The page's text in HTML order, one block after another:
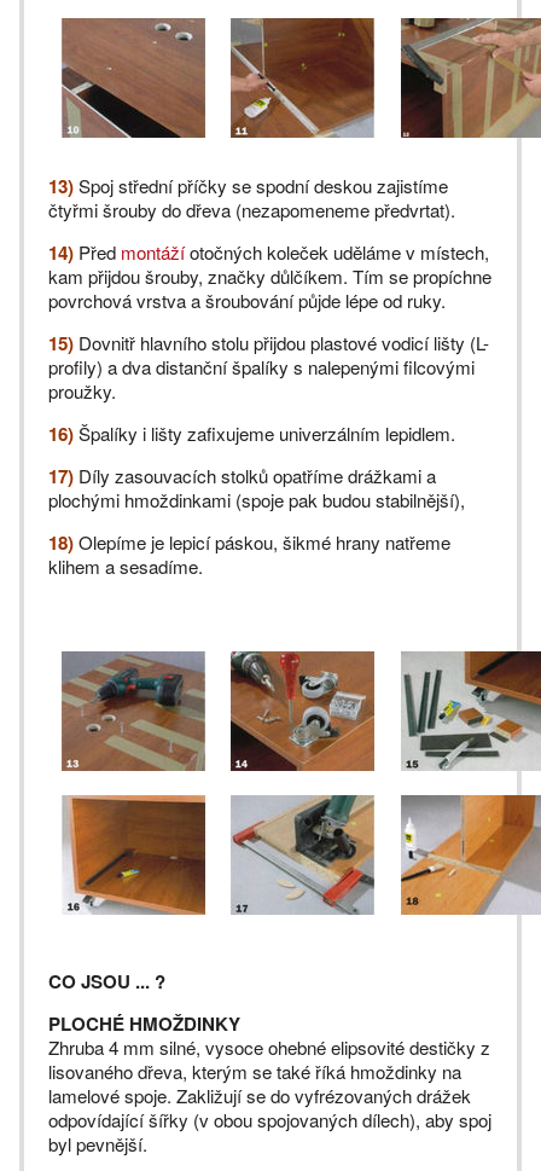
13)Spoj střední příčky se spodní deskou zajistíme
čtyřmi šrouby do dřeva (nezapomeneme předvrtat).
14) Před montážíotočných koleček uděláme v místech,
kam přijdou šrouby, značky důlčíkem. Tím se propíchne
povrchová vrstva a šroubování půjde lépe od ruky.
15) Dovnitř hlavního stolu přijdou plastové vodicí lišty (L-
profily) a dva distanční špalíky s nalepenými filcovými
proužky.
16)Špalíky i lišty zafixujeme univerzálním lepidlem.
17) Díly zasouvacích stolků opatříme drážkami a
plochými hmoždinkami (spoje pak budou stabilnější),
18)Olepíme je lepicí páskou, šikmé hrany natřeme
klihem a sesadíme.
CO JSOU ... ?
PLOCHÉ HMOŽDINKY
Zhruba 4 mm silné, vysoce ohebné elipsovité destičky z
lisovaného dřeva, kterým se také říká hmoždinky na
lamelové spoje. Zakližují se do vyfrézovaných drážek
odpovídající šířky (v obou spojovaných dílech), aby spoj
byl pevnější.